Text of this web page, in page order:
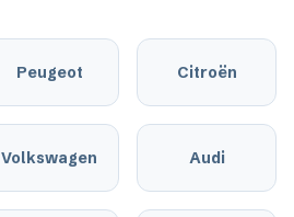
Peugeot Citroën
Volkswagen Audi